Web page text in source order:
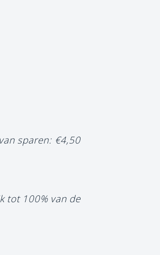
sparen: €4,50
tot 100% van de